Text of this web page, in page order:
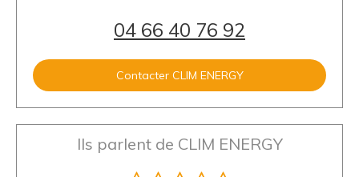
04 66 40 76 92
Contacter CLIM ENERGY
Ils parlent de CLIM ENERGY